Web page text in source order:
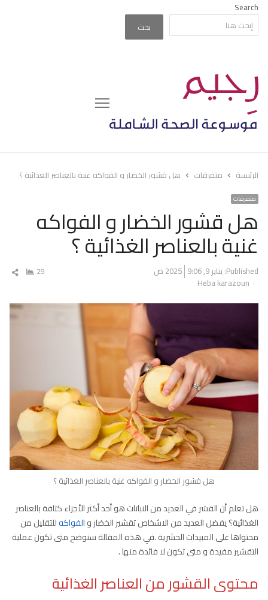
Search
بحث
Menu
الرئيسة متفرقات هل قشور الخضار و الفواكه غنية بالعناصر الغذائية ؟
متفرقات
هل قشور الخضار و الفواكه
غنية بالعناصر الغذائية ؟
Published: يناير 9, 2025 9:06 ص
Author
Heba karazoun
29
هل قشور الخضار و الفواكه غنية بالعناصر الغذائية ؟
هل تعلم أن القشر في العديد من النباتات هو أحد أكثر الأجزاء كثافة بالعناصر
الغذائية؟ يفضل العديد من الاشخاص تقشير الخضار والفواكهللتقليل من
محتواها على المبيدات الحشرية .في هذه المقالة سنوضح متى تكون عملية
التقشير مفيدة و متى تكون لا فائدة منها .
محتوى القشور من العناصر الغذائية